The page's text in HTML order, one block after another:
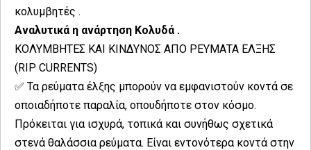
κολυμβητές .
Αναλυτικά η ανάρτηση Κολυδά .
ΚΟΛΥΜΒΗΤΕΣ ΚΑΙ ΚΙΝΔΥΝΟΣ ΑΠΟ ΡΕΥΜΑΤΑ ΕΛΞΗΣ
(RIP CURRENTS)
✅ Τα ρεύματα έλξης μπορούν να εμφανιστούν κοντά σε
οποιαδήποτε παραλία, οπουδήποτε στον κόσμο.
Πρόκειται για ισχυρά, τοπικά και συνήθως σχετικά
στενά θαλάσσια ρεύματα. Είναι εντονότερα κοντά στην